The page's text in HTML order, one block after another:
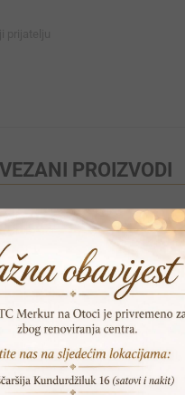
PROIZVODI